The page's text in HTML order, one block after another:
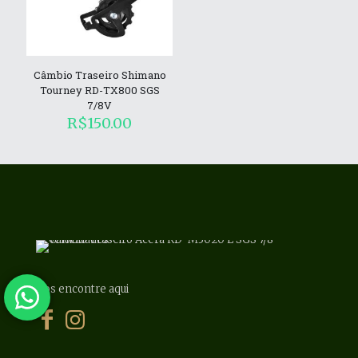
Câmbio Traseiro Shimano
Tourney RD-TX800 SGS
7/8V
R$150.00
Nos encontre aqui